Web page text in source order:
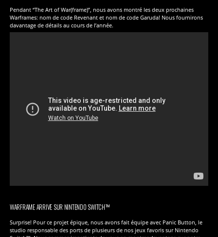
Pendant “The Art of War(frame)”, nous avons montré les deux prochaines
Warframes: nom de code Revenant et nom de code Garuda! Nous fournirons
davantage de détails au cours de l’année.
WARFRAME ARRIVE SUR NINTENDO SWITCH™
Surprise! Pour ce projet épique, nous avons fait équipe avec Panic Button, le
studio responsable des ports de plusieurs de nos jeux favoris sur Nintendo